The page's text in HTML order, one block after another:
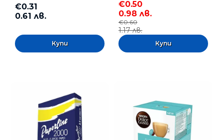
€0.31
0.61 лв.
€0.50
0.98 лв.
€0.60
1.17 лв.